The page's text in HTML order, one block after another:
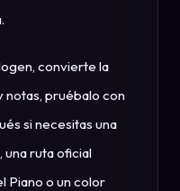
convierte la
notas, pruébalo con
si necesitas una
una ruta oficial
Piano o un color